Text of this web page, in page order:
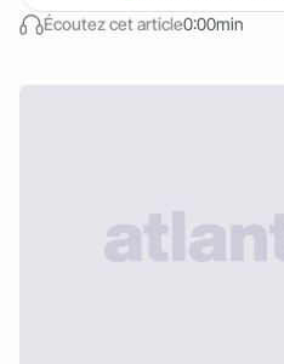
Écoutez cet article0:00min